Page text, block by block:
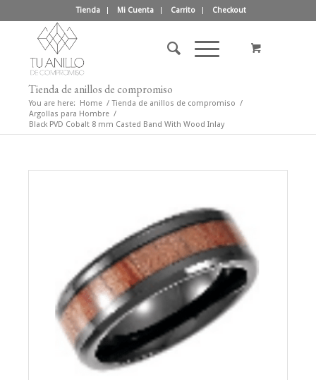
Tienda Mi Cuenta Carrito Checkout
Tienda de anillos de compromiso
You are here: Home / Tienda de anillos de compromiso /
Argollas para Hombre /
Black PVD Cobalt 8 mm Casted Band With Wood Inlay